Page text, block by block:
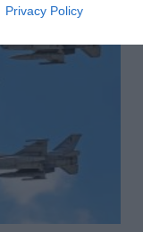
Privacy Policy